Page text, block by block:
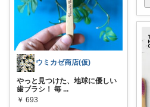
ウミカゼ商店(仮)
やっと見つけた、地球に優しい
歯ブラシ！ 毎 ...
￥ 693